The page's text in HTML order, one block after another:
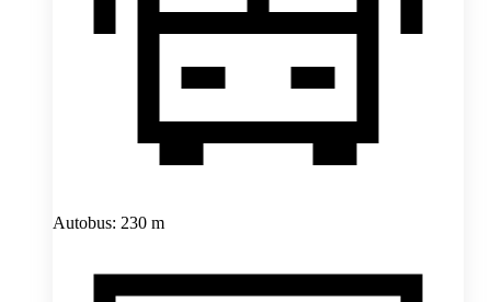
Autobus: 230 m